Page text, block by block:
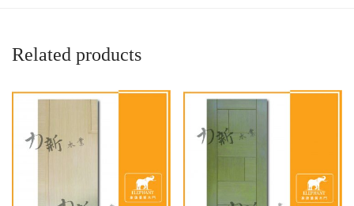
Related products